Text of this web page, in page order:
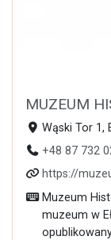
MUZEUM
Wąski Tor 1,
+48 87 732
https://
Muzeum
muzeum w